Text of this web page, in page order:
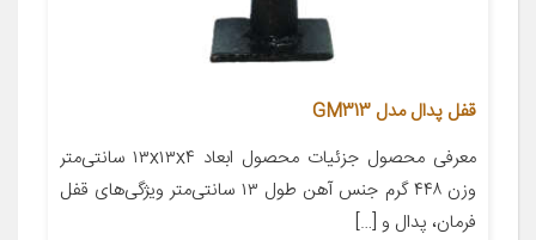
قفل پدال مدل GM313
معرفی محصول جزئیات محصول ابعاد ۱۳x۱۳x۴ سانتی‌متر
وزن ۴۴۸ گرم جنس آهن طول ۱۳ سانتی‌متر ویژگی‌های قفل
فرمان، پدال و […]